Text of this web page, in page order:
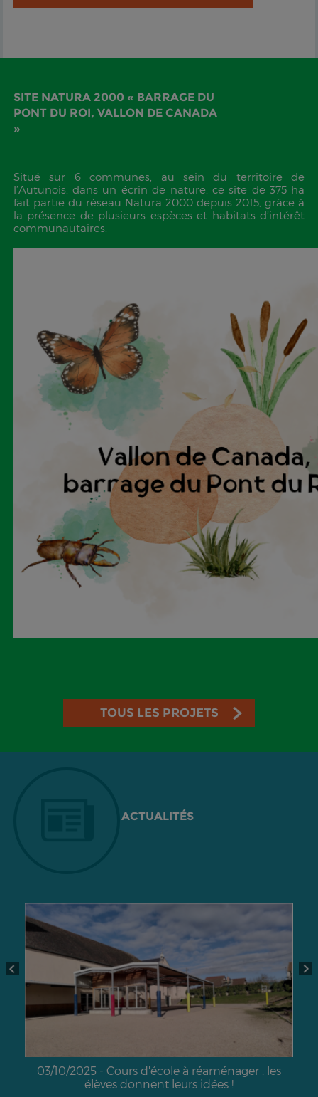
SITE NATURA 2000 « BARRAGE DU
PONT DU ROI, VALLON DE CANADA
»
Situé sur 6 communes, au sein du territoire de
l’Autunois, dans un écrin de nature, ce site de 375 ha
fait partie du réseau Natura 2000 depuis 2015, grâce à
la présence de plusieurs espèces et habitats d’intérêt
communautaires.
TOUS LES PROJETS
ACTUALITÉS
03/10/2025 - Cours d'école à réaménager : les
élèves donnent leurs idées !